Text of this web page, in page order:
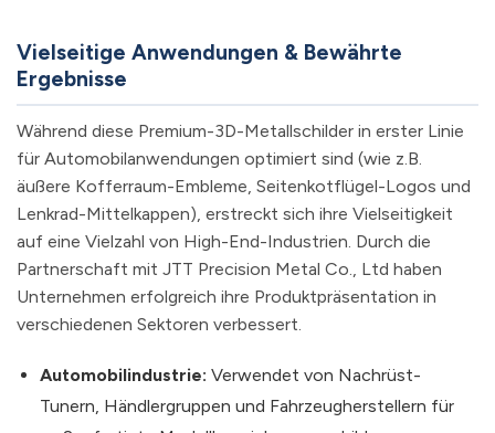
Vielseitige Anwendungen & Bewährte
Ergebnisse
Während diese Premium-3D-Metallschilder in erster Linie
für Automobilanwendungen optimiert sind (wie z.B.
äußere Kofferraum-Embleme, Seitenkotflügel-Logos und
Lenkrad-Mittelkappen), erstreckt sich ihre Vielseitigkeit
auf eine Vielzahl von High-End-Industrien. Durch die
Partnerschaft mit JTT Precision Metal Co., Ltd haben
Unternehmen erfolgreich ihre Produktpräsentation in
verschiedenen Sektoren verbessert.
Automobilindustrie: Verwendet von Nachrüst-
Tunern, Händlergruppen und Fahrzeugherstellern für